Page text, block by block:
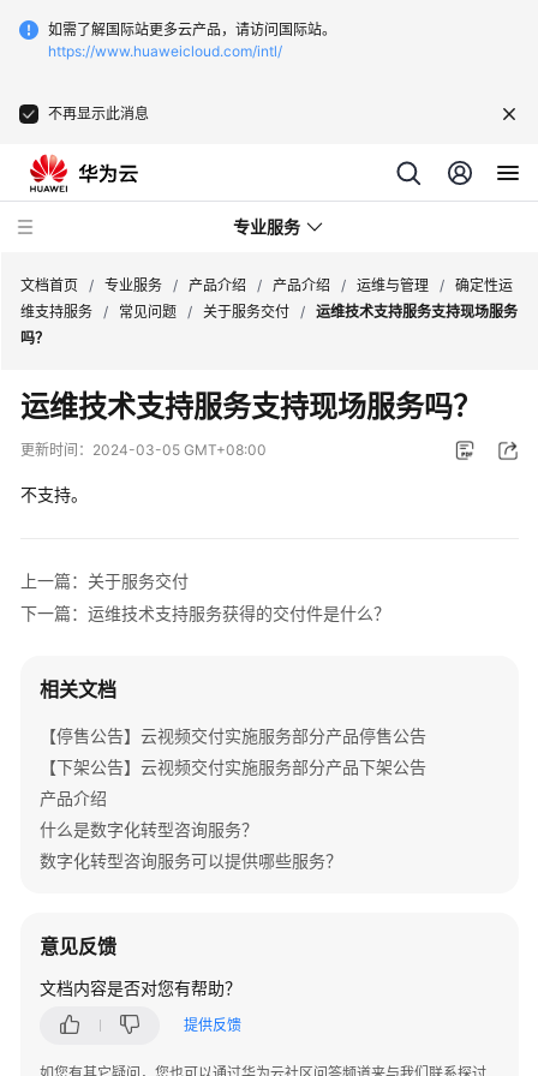
如需了解国际站更多云产品，请访问国际站。
https://www.huaweicloud.com/intl/
不再显示此消息
专业服务
务
公
告
产
绍
介
咨
询
与
规
划
云
与
施
文档首页 / 专业服务 / 产品介绍 / 产品介绍 / 运维与管理 / 确定性运
维支持服务 / 常见问题 / 关于服务交付 / 运维技术支持服务支持现场服务
吗？
运维技术支持服务支持现场服务吗？
更新时间： 2024-03-05 GMT+08:00
不支持。
上一篇：关于服务交付
下一篇：运维技术支持服务获得的交付件是什么？
相关文档
【停售公告】云视频交付实施服务部分产品停售公告
【下架公告】云视频交付实施服务部分产品下架公告
产品介绍
什么是数字化转型咨询服务？
数字化转型咨询服务可以提供哪些服务？
意见反馈
文档内容是否对您有帮助？
提供反馈